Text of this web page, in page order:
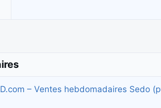
– Ventes hebdomadaires Sedo